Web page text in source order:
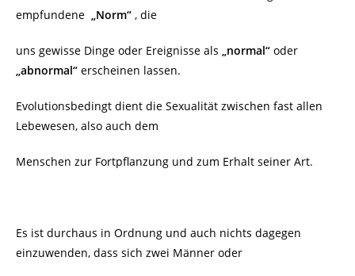
empfundene
„Norm“ , die
uns gewisse Dinge oder Ereignisse als „normal“ oder
„abnormal“ erscheinen lassen.
Evolutionsbedingt dient die Sexualität zwischen fast allen
Lebewesen, also auch dem
Menschen zur Fortpflanzung und zum Erhalt seiner Art.
Es ist durchaus in Ordnung und auch nichts dagegen
einzuwenden, dass sich zwei Männer oder